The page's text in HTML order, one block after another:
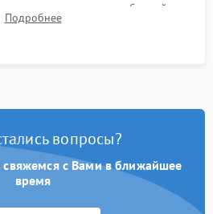
отсутствия излишних вибраций,
и протечек под корпусом.
Подробнее
вопросы?
свяжемся с Вами в ближайшее
время